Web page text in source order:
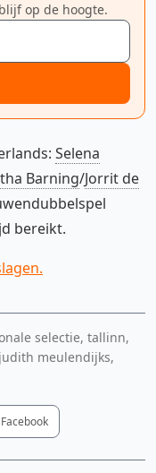
op de hoogte.
Selena
Barning/Jorrit de
bereikt.
selectie, tallinn,
meulendijks,
Facebook